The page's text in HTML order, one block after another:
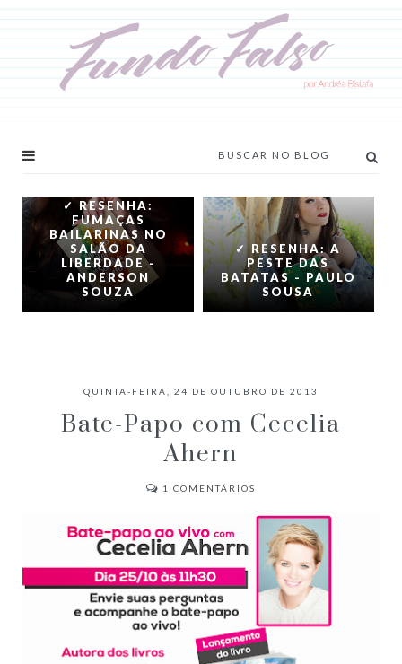
✓ RESENHA:
FUMAÇAS
BAILARINAS NO
SALÃO DA
LIBERDADE -
ANDERSON
SOUZA
✓ RESENHA: A
PESTE DAS
BATATAS - PAULO
SOUSA
QUINTA-FEIRA, 24 DE OUTUBRO DE 2013
Bate-Papo com Cecelia
Ahern
1 COMENTÁRIOS